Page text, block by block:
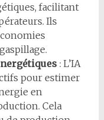
facilitant
Ils
: L’IA
pour estimer
en
Cela